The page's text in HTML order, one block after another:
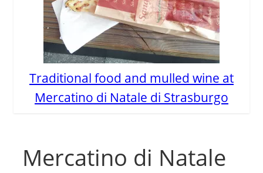
Traditional food and mulled wine at
Mercatino di Natale di Strasburgo
Mercatino di Natale